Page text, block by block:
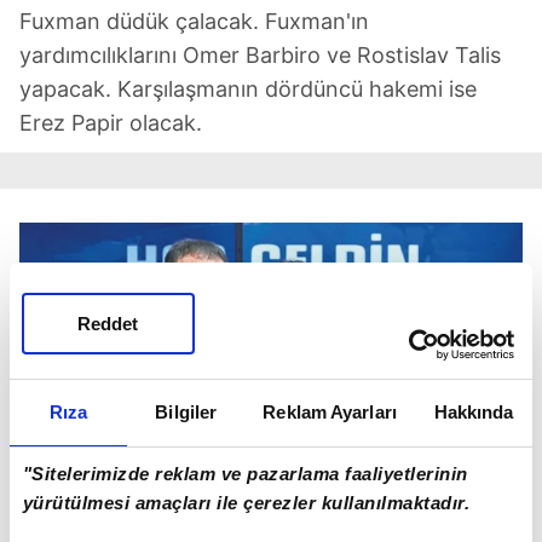
Rıza Bilgiler Reklam Ayarları Hakkında
"Sitelerimizde reklam ve pazarlama faaliyetlerinin
yürütülmesi amaçları ile çerezler kullanılmaktadır.
Reddet
Fuxman düdük çalacak. Fuxman'ın
yardımcılıklarını Omer Barbiro ve Rostislav Talis
yapacak. Karşılaşmanın dördüncü hakemi ise
Erez Papir olacak.